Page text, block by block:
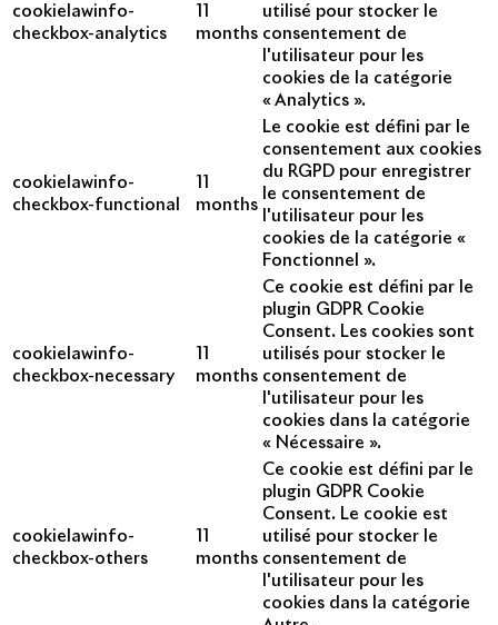
cookielawinfo-
checkbox-analytics
months
utilisé pour stocker le
consentement de
l'utilisateur pour les
cookies de la catégorie
« Analytics ».
cookielawinfo-
checkbox-functional
months
Le cookie est défini par le
consentement aux cookies
du RGPD pour enregistrer
le consentement de
l'utilisateur pour les
cookies de la catégorie «
Fonctionnel ».
cookielawinfo-
checkbox-necessary
months
Ce cookie est défini par le
plugin GDPR Cookie
Consent. Les cookies sont
utilisés pour stocker le
consentement de
l'utilisateur pour les
cookies dans la catégorie
« Nécessaire ».
cookielawinfo-
checkbox-others
months
Ce cookie est défini par le
plugin GDPR Cookie
Consent. Le cookie est
utilisé pour stocker le
consentement de
l'utilisateur pour les
cookies dans la catégorie